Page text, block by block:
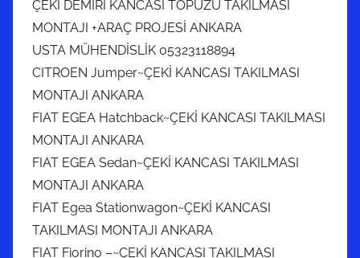
ÇEKİ DEMİRİ KANCASI TOPUZU TAKILMASI
MONTAJI +ARAÇ PROJESİ ANKARA
USTA MÜHENDİSLİK 05323118894
CITROEN Jumper~ÇEKİ KANCASI TAKILMASI
MONTAJI ANKARA
FIAT EGEA Hatchback~ÇEKİ KANCASI TAKILMASI
MONTAJI ANKARA
FIAT EGEA Sedan~ÇEKİ KANCASI TAKILMASI
MONTAJI ANKARA
FIAT Egea Stationwagon~ÇEKİ KANCASI
TAKILMASI MONTAJI ANKARA
FIAT Fiorino –~ÇEKİ KANCASI TAKILMASI